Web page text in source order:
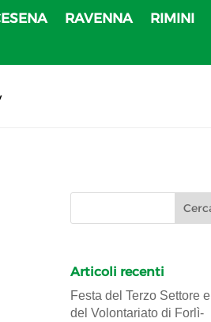
RAVENNA RIMINI
Articoli recenti
Festa del Terzo Settore e
del Volontariato di Forlì-